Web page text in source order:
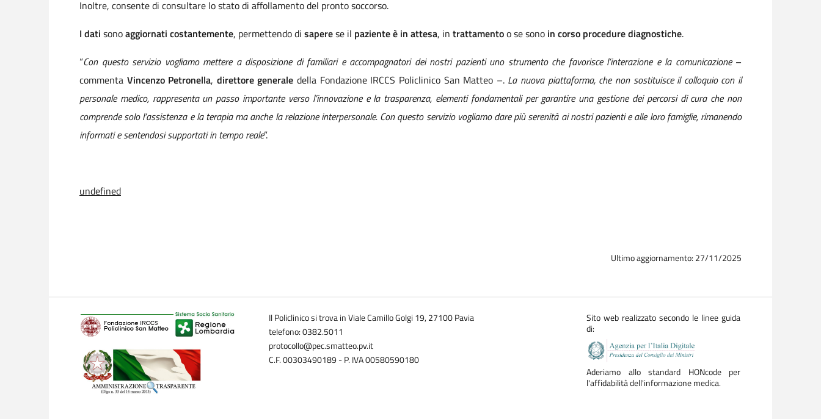
Inoltre, consente di consultare lo stato di affollamento del pronto soccorso.
I dati sonoaggiornati costantemente, permettendo di saperese il paziente è in attesa, in trattamentoo se sono in corso procedure diagnostiche.
“Con questo servizio vogliamo mettere a disposizione di familiari e accompagnatori dei nostri pazienti uno strumento che favorisce l’interazione e la comunicazione–
commenta Vincenzo Petronella, direttore generaledella Fondazione IRCCS Policlinico San Matteo –. La nuova piattaforma, che non sostituisce il colloquio con il
personale medico, rappresenta un passo importante verso l’innovazione e la trasparenza, elementi fondamentali per garantire una gestione dei percorsi di cura che non
comprende solo l’assistenza e la terapia ma anche la relazione interpersonale. Con questo servizio vogliamo dare più serenità ai nostri pazienti e alle loro famiglie, rimanendo
informati e sentendosi supportati in tempo reale”.
undefined
Ultimo aggiornamento: 27/11/2025
Il Policlinico si trova in Viale Camillo Golgi 19, 27100 Pavia
telefono: 0382.5011
protocollo@pec.smatteo.pv.it
C.F. 00303490189 - P. IVA 00580590180
Sito web realizzato secondo le linee guida
di:
Aderiamo allo standard HONcode per
l'affidabilità dell'informazione medica.